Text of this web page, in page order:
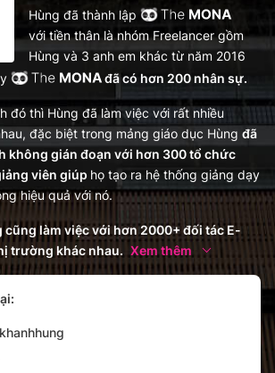
Hùng đã thành lập
với tiền thân là nhóm Freelancer gồm
Hùng và 3 anh em khác từ năm 2016
đã có hơn 200 nhân sự.
đó thì Hùng đã làm việc với rất nhiều
đặc biệt trong mảng giáo dục Hùng đã
không gián đoạn với hơn 300 tổ chức
viên giúp họ tạo ra hệ thống giảng dạy
hiệu quả với nó.
cũng làm việc với hơn 2000+ đối tác E-
trường khác nhau. Xem thêm